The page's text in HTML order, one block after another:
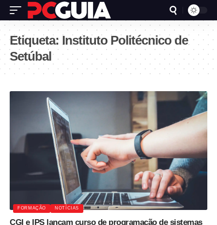
Etiqueta: Instituto Politécnico de
Setúbal
FORMAÇÃO NOTÍCIAS
CGI e IPS lançam curso de programação de sistemas